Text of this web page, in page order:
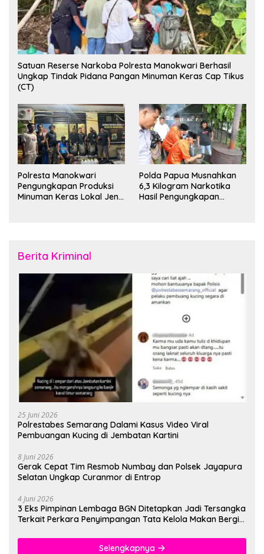
Satuan Reserse Narkoba Polresta Manokwari Berhasil
Ungkap Tindak Pidana Pangan Minuman Keras Cap Tikus
(CT)
Polresta Manokwari
Pengungkapan Produksi
Minuman Keras Lokal Jenis
Polda Papua Musnahkan
6,3 Kilogram Narkotika
Hasil Pengungkapan
Berita Kriminal
25 Juni 2026
Polrestabes Semarang Dalami Kasus Video Viral
Pembuangan Kucing di Jembatan Kartini
8 Juni 2026
Gerak Cepat Tim Resmob Numbay dan Polsek Jayapura
Selatan Ungkap Curanmor di Entrop
4 Juni 2026
3 Eks Pimpinan Lembaga BGN Ditetapkan Jadi Tersangka
Terkait Perkara Penyimpangan Tata Kelola Makan Bergizi
Selengkapnya